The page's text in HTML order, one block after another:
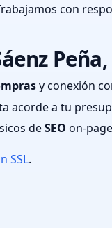
con
y conexión
acorde a tu
deSEO on-
SSL.